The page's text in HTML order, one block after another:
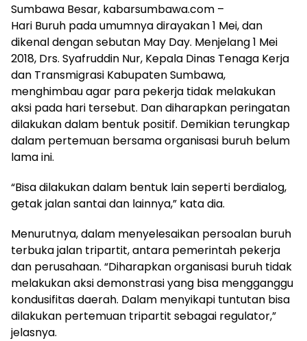
Sumbawa Besar, kabarsumbawa.com –
Hari Buruh pada umumnya dirayakan 1 Mei, dan
dikenal dengan sebutan May Day. Menjelang 1 Mei
2018, Drs. Syafruddin Nur, Kepala Dinas Tenaga Kerja
dan Transmigrasi Kabupaten Sumbawa,
menghimbau agar para pekerja tidak melakukan
aksi pada hari tersebut. Dan diharapkan peringatan
dilakukan dalam bentuk positif. Demikian terungkap
dalam pertemuan bersama organisasi buruh belum
lama ini.
“Bisa dilakukan dalam bentuk lain seperti berdialog,
getak jalan santai dan lainnya,” kata dia.
Menurutnya, dalam menyelesaikan persoalan buruh
terbuka jalan tripartit, antara pemerintah pekerja
dan perusahaan. “Diharapkan organisasi buruh tidak
melakukan aksi demonstrasi yang bisa mengganggu
kondusifitas daerah. Dalam menyikapi tuntutan bisa
dilakukan pertemuan tripartit sebagai regulator,”
jelasnya.